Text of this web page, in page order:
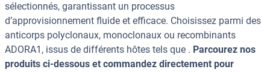
sélectionnés, garantissant un processus
d’approvisionnement fluide et efficace. Choisissez parmi des
anticorps polyclonaux, monoclonaux ou recombinants
ADORA1, issus de différents hôtes tels que . Parcourez nos
produits ci-dessous et commandez directement pour